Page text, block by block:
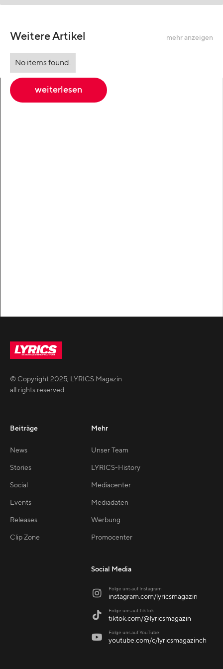
Weitere Artikel mehr anzeigen
No items found.
weiterlesen
© Copyright2025, LYRICS Magazin
all rights reserved
Beiträge
News
Stories
Social
Events
Releases
Clip Zone
Mehr
Unser Team
LYRICS-History
Mediacenter
Mediadaten
Werbung
Promocenter
Social Media
 Folge uns auf Instagram
instagram.com/lyricsmagazin
 Folge uns auf TikTok
tiktok.com/@lyricsmagazin
 Folge uns auf YouTube
youtube.com/c/lyricsmagazinch